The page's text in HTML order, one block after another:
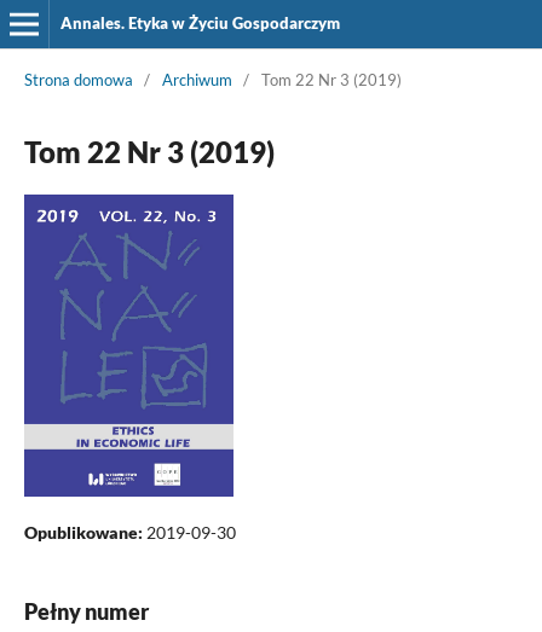
Annales. Etyka w Życiu Gospodarczym
Strona domowa / Archiwum / Tom 22 Nr 3 (2019)
Tom 22 Nr 3 (2019)
Opublikowane: 2019-09-30
Pełny numer